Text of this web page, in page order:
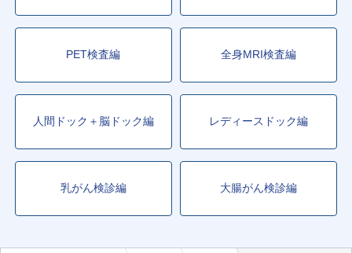
PET検査編 全身MRI検査編
人間ドック＋脳ドック編 レディースドック編
乳がん検診編 大腸がん検診編